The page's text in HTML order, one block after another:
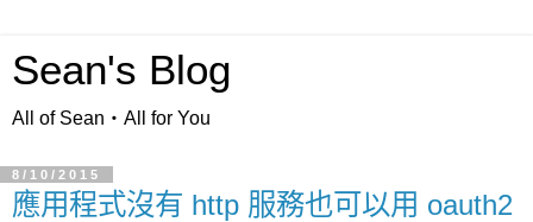
Sean's Blog
All of Sean‧All for You
8/10/2015
應用程式沒有 http 服務也可以用 oauth2